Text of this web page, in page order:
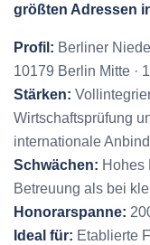
größten Adressen
Profil: Berliner
10179 Berlin Mitte ·
Stärken:
Wirtschaftsprüfung
internationale
Schwächen: Hohes
Betreuung als bei
Honorarspanne:
Ideal für: Etablierte